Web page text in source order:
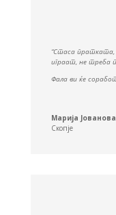
“Стаса пратката,
играат, не треба
Фала ви ќе
Марија Јованова
Скопје